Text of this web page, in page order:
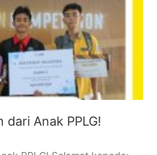
dari Anak PPLG!